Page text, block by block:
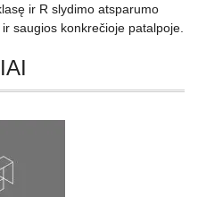
ir R slydimo atsparumo
saugios konkrečioje patalpoje.